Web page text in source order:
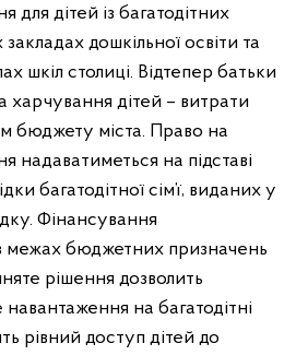
для дітей із багатодітних
дошкільної освіти та
шкіл столиці. Відтепер батьки
харчування дітей – витрати
бюджету міста. Право на
надаватиметься на підставі
багатодітної сім’ї, виданих у
Фінансування
межах бюджетних призначень
рішення дозволить
на багатодітні
рівний доступ дітей до